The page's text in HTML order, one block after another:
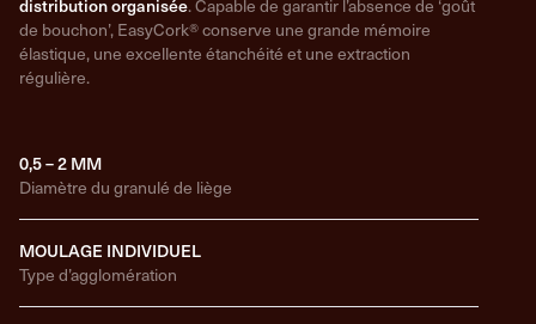
distribution organisée. Capable de garantir l’absence de ‘goût
de bouchon’, EasyCork® conserve une grande mémoire
élastique, une excellente étanchéité et une extraction
régulière.
0,5 – 2 MM
Diamètre du granulé de liège
MOULAGE INDIVIDUEL
Type d’agglomération